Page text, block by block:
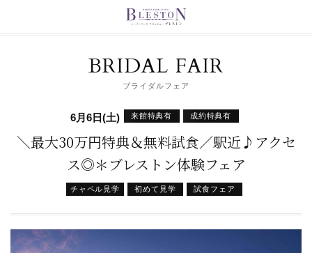
BRIDAL FAIR
ブライダルフェア
6月6日(土) 来館特典有 成約特典有
＼最大30万円特典＆無料試食／駅近♪アクセ
ス◎＊ブレストン体験フェア
チャペル見学 初めて見学 試食フェア